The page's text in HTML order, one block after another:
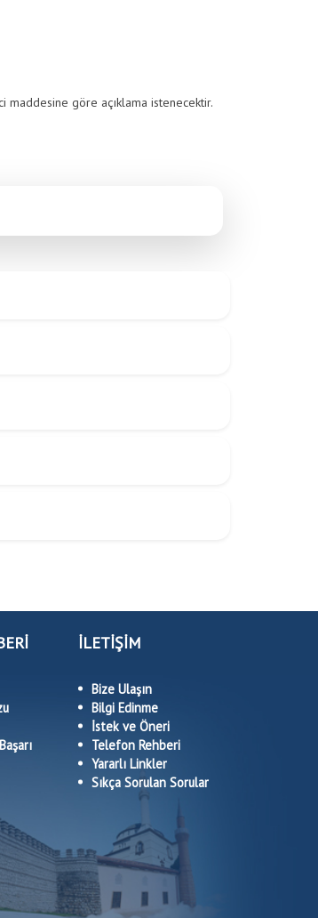
maddesine göre açıklama istenecektir.
İLETİŞİM
Bize Ulaşın
Bilgi Edinme
İstek ve Öneri
Telefon Rehberi
Yararlı Linkler
Sıkça Sorulan Sorular